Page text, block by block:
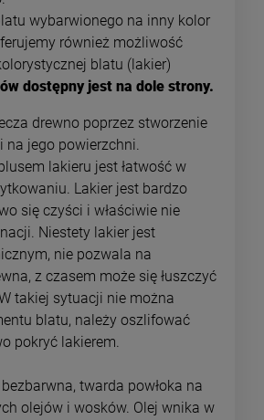
wybarwionego na inny kolor
również możliwość
blatu (lakier)
dostępny jest na dole strony.
drewno poprzez stworzenie
na jego powierzchni.
lakieru jest łatwość w
Lakier jest bardzo
się czyści i właściwie nie
Niestety lakier jest
nie pozwala na
z czasem może się łuszczyć
takiej sytuacji nie można
blatu, należy oszlifować
pokryć lakierem.
twarda powłoka na
olejów i wosków. Olej wnika w